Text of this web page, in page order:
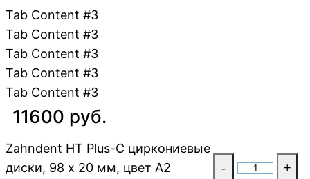
Tab Content #3
Tab Content #3
Tab Content #3
Tab Content #3
Tab Content #3
11600 руб.
Zahndent HT Plus-C циркониевые
диски, 98 х 20 мм, цвет A2
- +